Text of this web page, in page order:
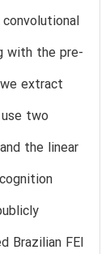
with the pre-
extract
two
the linear
Brazilian FEI